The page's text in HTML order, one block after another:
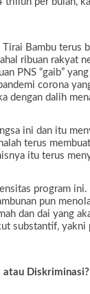
Tirai Bambu terus
ribuan rakyat
PNS “gaib”
corona
dengan dalih
ini dan itu
terus
itu terus
program
pun
dan dai yang
substantif,
atau Diskriminasi?